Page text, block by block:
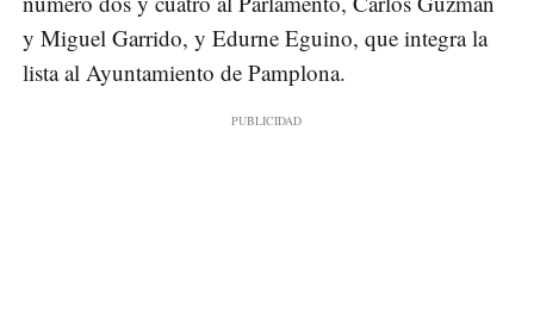
y Miguel Garrido, y Edurne Eguino, que integra la
lista al Ayuntamiento de Pamplona.